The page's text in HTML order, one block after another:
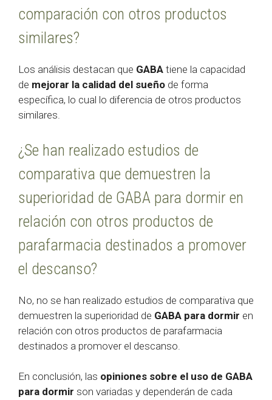
comparación con otros productos
similares?
Los análisis destacan que GABA tiene la capacidad
de mejorar la calidad del sueño de forma
específica, lo cual lo diferencia de otros productos
similares.
¿Se han realizado estudios de
comparativa que demuestren la
superioridad de GABA para dormir en
relación con otros productos de
parafarmacia destinados a promover
el descanso?
No, no se han realizado estudios de comparativa que
demuestren la superioridad de GABA para dormir en
relación con otros productos de parafarmacia
destinados a promover el descanso.
En conclusión, las opiniones sobre el uso de GABA
para dormir son variadas y dependerán de cada